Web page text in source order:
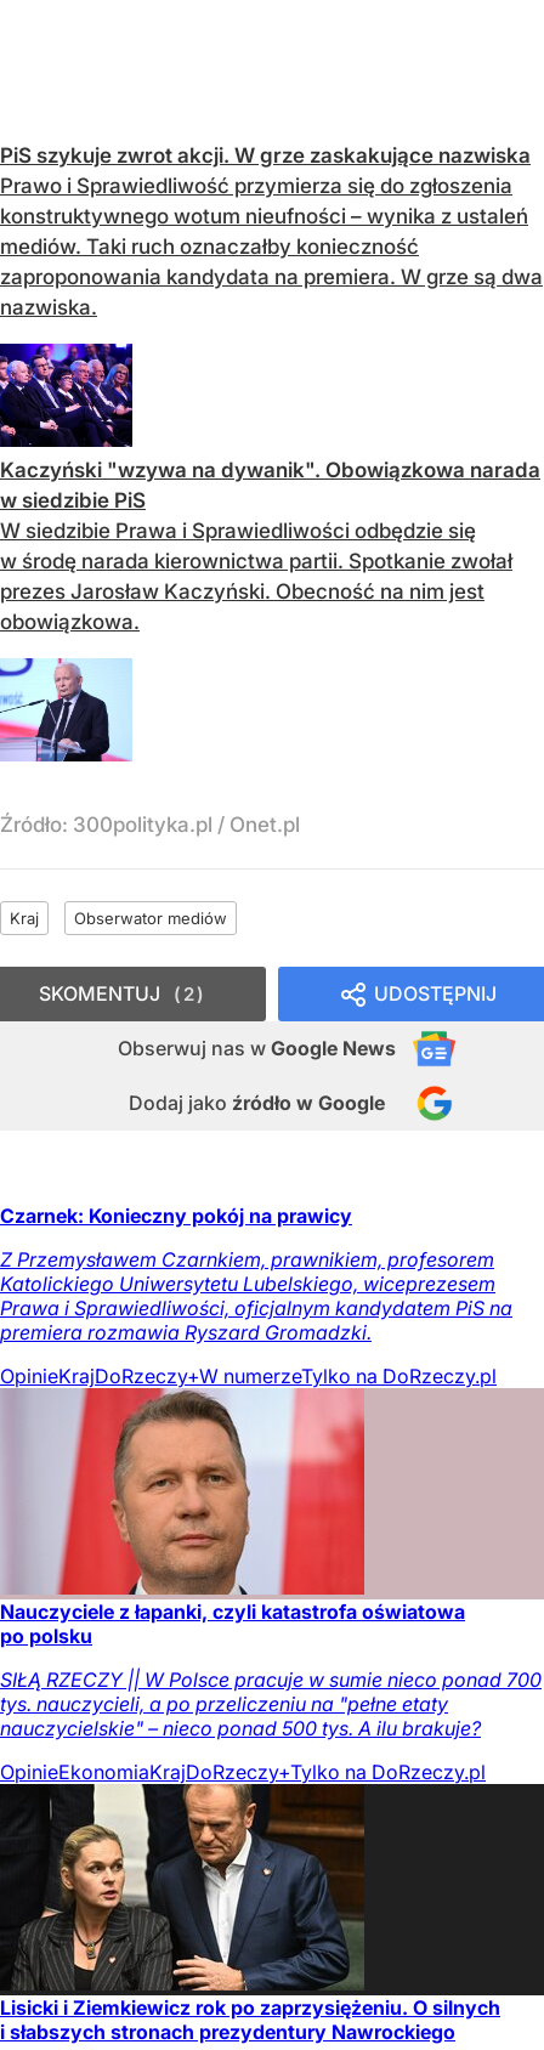
PiS szykuje zwrot akcji. W grze zaskakujące nazwiska
Prawo i Sprawiedliwość przymierza się do zgłoszenia
konstruktywnego wotum nieufności – wynika z ustaleń
mediów. Taki ruch oznaczałby konieczność
zaproponowania kandydata na premiera. W grze są dwa
nazwiska.
Kaczyński "wzywa na dywanik". Obowiązkowa narada
w siedzibie PiS
W siedzibie Prawa i Sprawiedliwości odbędzie się
w środę narada kierownictwa partii. Spotkanie zwołał
prezes Jarosław Kaczyński. Obecność na nim jest
obowiązkowa.
Źródło: 300polityka.pl / Onet.pl
Kraj Obserwator mediów
UDOSTĘPNIJ
Obserwuj nas w Google News
Dodaj jako źródło w Google
SKOMENTUJ 2
Czarnek: Konieczny pokój na prawicy
Z Przemysławem Czarnkiem, prawnikiem, profesorem
Katolickiego Uniwersytetu Lubelskiego, wiceprezesem
Prawa i Sprawiedliwości, oficjalnym kandydatem PiS na
premiera rozmawia Ryszard Gromadzki.
OpinieKrajDoRzeczy+W numerzeTylko na DoRzeczy.pl
Nauczyciele z łapanki, czyli katastrofa oświatowa
po polsku
SIŁĄ RZECZY || W Polsce pracuje w sumie nieco ponad 700
tys. nauczycieli, a po przeliczeniu na "pełne etaty
nauczycielskie" – nieco ponad 500 tys. A ilu brakuje?
OpinieEkonomiaKrajDoRzeczy+Tylko na DoRzeczy.pl
Lisicki i Ziemkiewicz rok po zaprzysiężeniu. O silnych
i słabszych stronach prezydentury Nawrockiego